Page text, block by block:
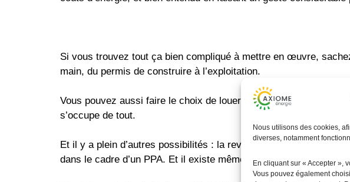
Nous utilisons des cookies,
diverses, notamment
En cliquant sur « Accepter »,
Vous pouvez également
Si vous trouvez tout ça bien compliqué à mettre en œuvre,
main, du permis de construire à l’exploitation.
Vous pouvez aussi faire le choix de louer votre parking sur 30
s’occupe de tout.
Et il y a plein d’autres possibilités : la revente totale de
dans le cadre d’un PPA. Et il existe même certaines